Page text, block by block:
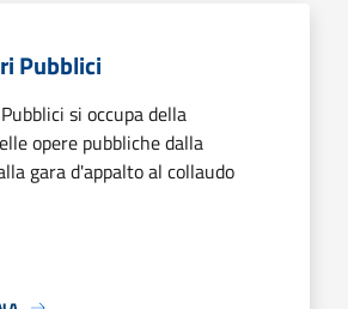
Pubblici
si occupa della
opere pubbliche dalla
gara d'appalto al collaudo